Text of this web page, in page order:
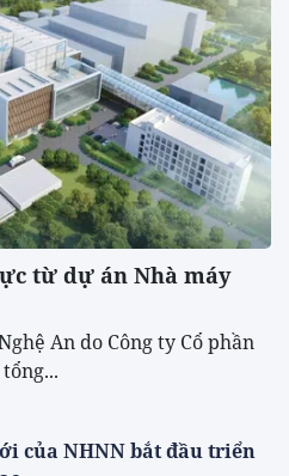
từ dự án Nhà máy
An do Công ty Cổ phần
của NHNN bắt đầu triển